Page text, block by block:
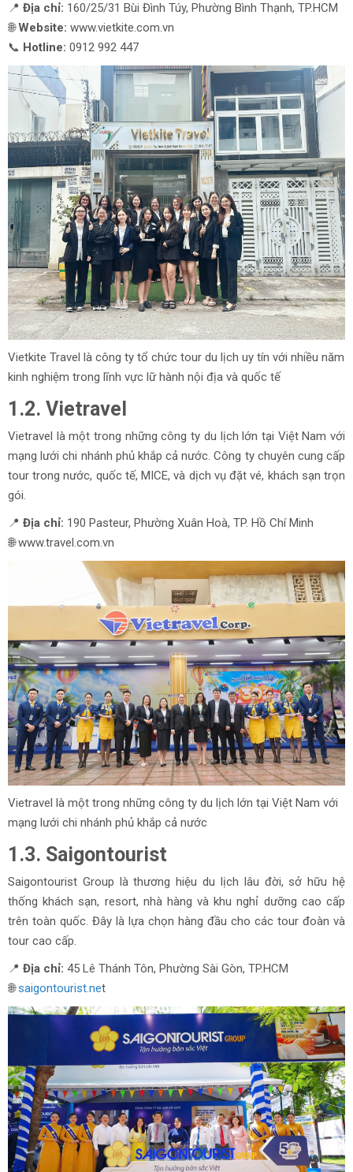
📍 Địa chỉ: 160/25/31 Bùi Đình Túy, Phường Bình Thạnh, TP.HCM
🌐Website: www.vietkite.com.vn
📞 Hotline: 0912 992 447
Vietkite Travel là công ty tổ chức tour du lịch uy tín với nhiều năm
kinh nghiệm trong lĩnh vực lữ hành nội địa và quốc tế
1.2. Vietravel
Vietravel là một trong những công ty du lịch lớn tại Việt Nam với
mạng lưới chi nhánh phủ khắp cả nước. Công ty chuyên cung cấp
tour trong nước, quốc tế, MICE, và dịch vụ đặt vé, khách sạn trọn
gói.
📍 Địa chỉ: 190 Pasteur, Phường Xuân Hoà, TP. Hồ Chí Minh
🌐 www.travel.com.vn
Vietravel là một trong những công ty du lịch lớn tại Việt Nam với
mạng lưới chi nhánh phủ khắp cả nước
1.3. Saigontourist
Saigontourist Group là thương hiệu du lịch lâu đời, sở hữu hệ
thống khách sạn, resort, nhà hàng và khu nghỉ dưỡng cao cấp
trên toàn quốc. Đây là lựa chọn hàng đầu cho các tour đoàn và
tour cao cấp.
📍 Địa chỉ: 45 Lê Thánh Tôn, Phường Sài Gòn, TP.HCM
🌐 saigontourist.net